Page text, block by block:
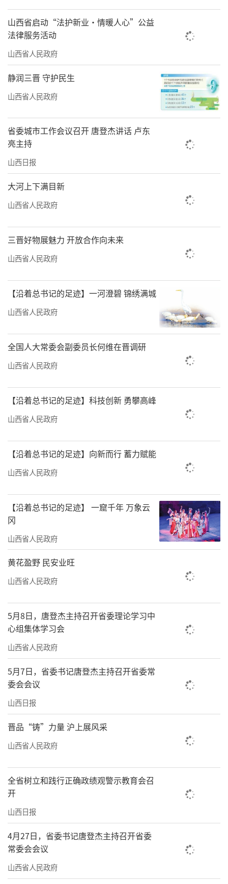
山西省启动“法护新业·情暖人心”公益
法律服务活动
山西省人民政府
静润三晋 守护民生
山西省人民政府
省委城市工作会议召开 唐登杰讲话 卢东
亮主持
山西日报
大河上下满目新
山西省人民政府
三晋好物展魅力 开放合作向未来
山西省人民政府
【沿着总书记的足迹】一河澄碧 锦绣满城
山西省人民政府
全国人大常委会副委员长何维在晋调研
山西省人民政府
【沿着总书记的足迹】科技创新 勇攀高峰
山西省人民政府
【沿着总书记的足迹】向新而行 蓄力赋能
山西省人民政府
【沿着总书记的足迹】 一窟千年 万象云
冈
山西省人民政府
黄花盈野 民安业旺
山西省人民政府
5月8日，唐登杰主持召开省委理论学习中
心组集体学习会
山西省人民政府
5月7日，省委书记唐登杰主持召开省委常
委会会议
山西日报
晋品“铸”力量 沪上展风采
山西省人民政府
全省树立和践行正确政绩观警示教育会召
开
山西日报
4月27日，省委书记唐登杰主持召开省委
常委会会议
山西省人民政府